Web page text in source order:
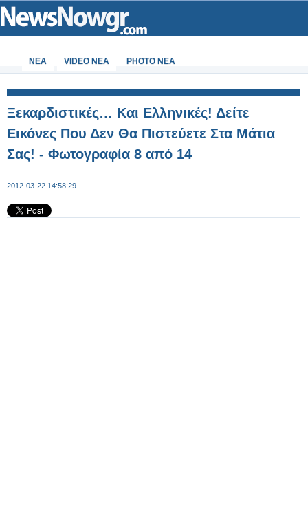
ΝΕΑ VIDEO NEA PHOTO NEA
Ξεκαρδιστικές… Και Ελληνικές! Δείτε
Εικόνες Που Δεν Θα Πιστεύετε Στα Μάτια
Σας! - Φωτογραφία 8 από 14
2012-03-22 14:58:29